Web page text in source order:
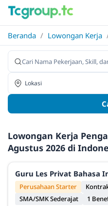
Beranda / Lowongan Kerja
Lowongan Kerja
Agustus 2026 di
Guru Les Privat Bahasa
Perusahaan Starter
SMA/SMK Sederajat
1